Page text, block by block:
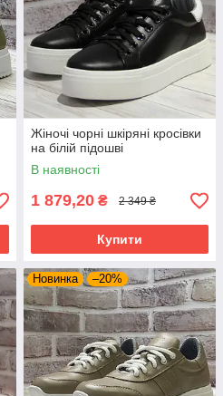
Жіночі чорні шкіряні кросівки
на білій підошві
В наявності
1 879,20 ₴ 2 349 ₴
Купити
Новинка –20%